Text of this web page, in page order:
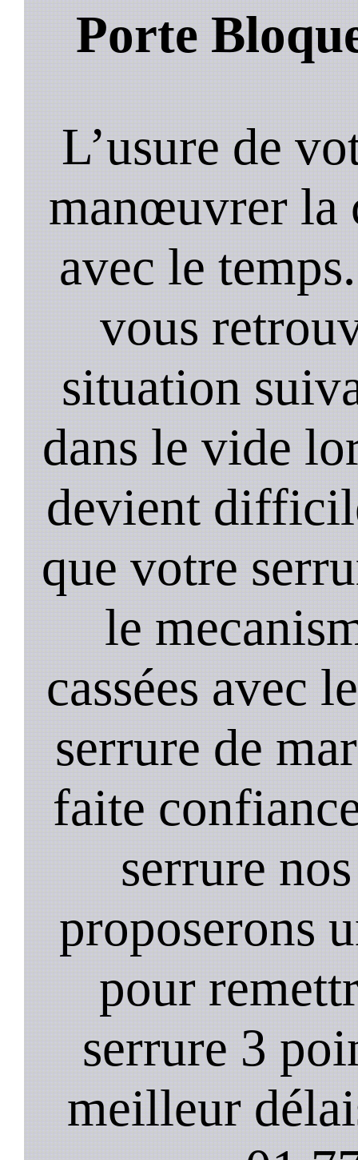
Porte
L’usure de
manœuvrer la
avec le
vous
situation
dans le vide
devient
que votre
le
cassées avec
serrure de
faite
serrure
proposerons
pour
serrure 3
meilleur